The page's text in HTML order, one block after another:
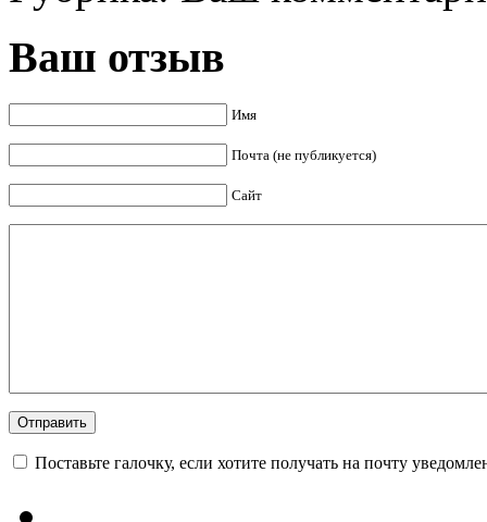
Ваш отзыв
Имя
Почта (не публикуется)
Сайт
Поставьте галочку, если хотите получать на почту